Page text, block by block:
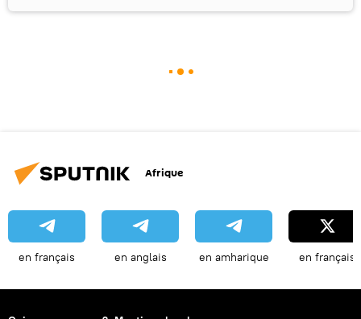
Afrique
en français en anglais en amharique en français